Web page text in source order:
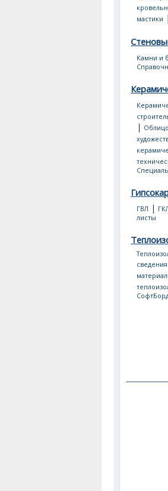
мастики |
Камни и
|
ГВЛ |
листы
сведения